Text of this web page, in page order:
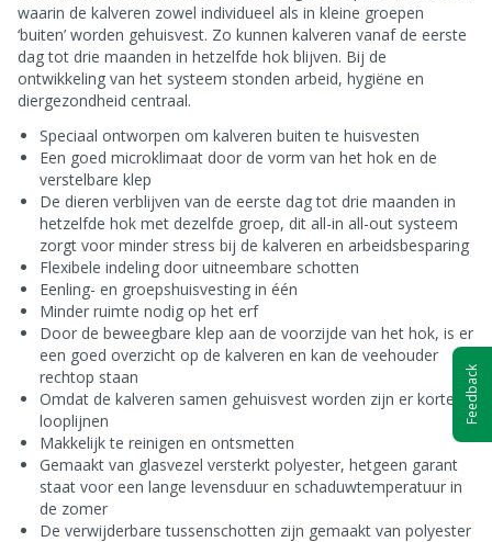
waarin de kalveren zowel individueel als in kleine groepen
‘buiten’ worden gehuisvest. Zo kunnen kalveren vanaf de eerste
dag tot drie maanden in hetzelfde hok blijven. Bij de
ontwikkeling van het systeem stonden arbeid, hygiëne en
diergezondheid centraal.
Speciaal ontworpen om kalveren buiten te huisvesten
Een goed microklimaat door de vorm van het hok en de
verstelbare klep
De dieren verblijven van de eerste dag tot drie maanden in
hetzelfde hok met dezelfde groep, dit all-in all-out systeem
zorgt voor minder stress bij de kalveren en arbeidsbesparing
Flexibele indeling door uitneembare schotten
Eenling- en groepshuisvesting in één
Minder ruimte nodig op het erf
Door de beweegbare klep aan de voorzijde van het hok, is er
een goed overzicht op de kalveren en kan de veehouder
rechtop staan
Omdat de kalveren samen gehuisvest worden zijn er korte
looplijnen
Makkelijk te reinigen en ontsmetten
Gemaakt van glasvezel versterkt polyester, hetgeen garant
staat voor een lange levensduur en schaduwtemperatuur in
de zomer
De verwijderbare tussenschotten zijn gemaakt van polyester
Feedback